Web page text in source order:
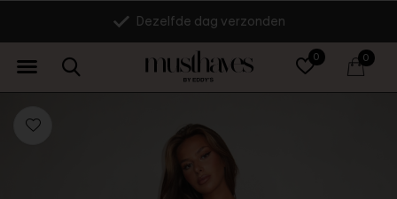
0 0
Dezelfde dag verzonden